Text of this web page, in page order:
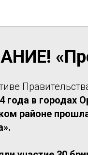
года в городах
районе